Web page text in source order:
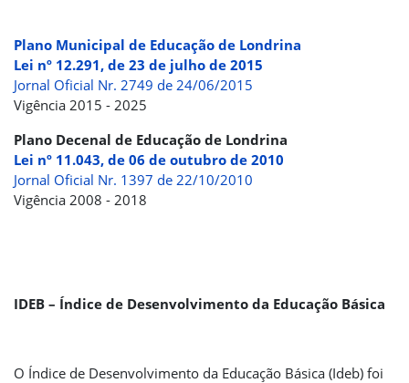
Plano Municipal de Educação de Londrina
Lei nº 12.291, de 23 de julho de 2015
Jornal Oficial Nr. 2749 de 24/06/2015
Vigência 2015 - 2025
Plano Decenal de Educação de Londrina
Lei nº 11.043, de 06 de outubro de 2010
Jornal Oficial Nr. 1397 de 22/10/2010
Vigência 2008 - 2018
IDEB – Índice de Desenvolvimento da Educação Básica
O Índice de Desenvolvimento da Educação Básica (Ideb) foi